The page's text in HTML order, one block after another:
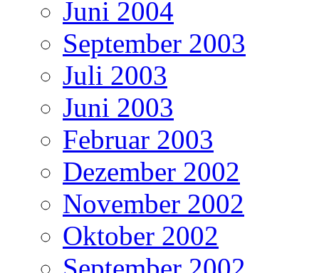
Juni 2004
September 2003
Juli 2003
Juni 2003
Februar 2003
Dezember 2002
November 2002
Oktober 2002